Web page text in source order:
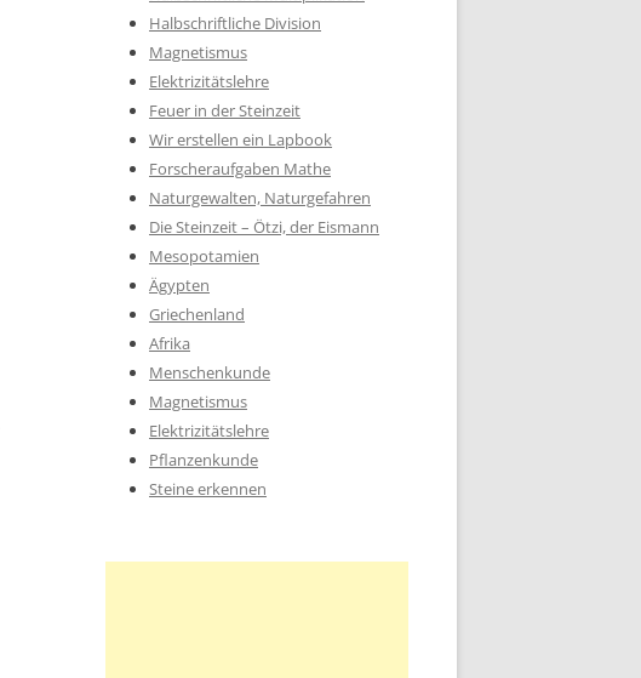
Halbschriftliche Division
Magnetismus
Elektrizitätslehre
Feuer in der Steinzeit
Wir erstellen ein Lapbook
Forscheraufgaben Mathe
Naturgewalten, Naturgefahren
Die Steinzeit – Ötzi, der Eismann
Mesopotamien
Ägypten
Griechenland
Afrika
Menschenkunde
Magnetismus
Elektrizitätslehre
Pflanzenkunde
Steine erkennen